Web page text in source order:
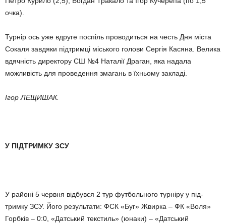
очка).
Турнір ось уже вдруге поспіль проводиться на честь Дня міста
Сокаля завдяки підтримці місь­кого голови Сергія Касяна. Велика
вдячність директору СШ №4 Ната­лії Драган, яка надала
можливість для проведення змагaнь в їхньому закладі.
Ігор ЛЕЩИШАК.
У ПІДТРИМКУ ЗСУ
У районі 5 червня відбувся 2 тур футбольного турніру у під­
тримку ЗСУ. Його результати: ФСК «Буг» Жвирка – ФК «Воля»
Горбків – 0:0, «Датський текстиль» (юнаки) – «Датський